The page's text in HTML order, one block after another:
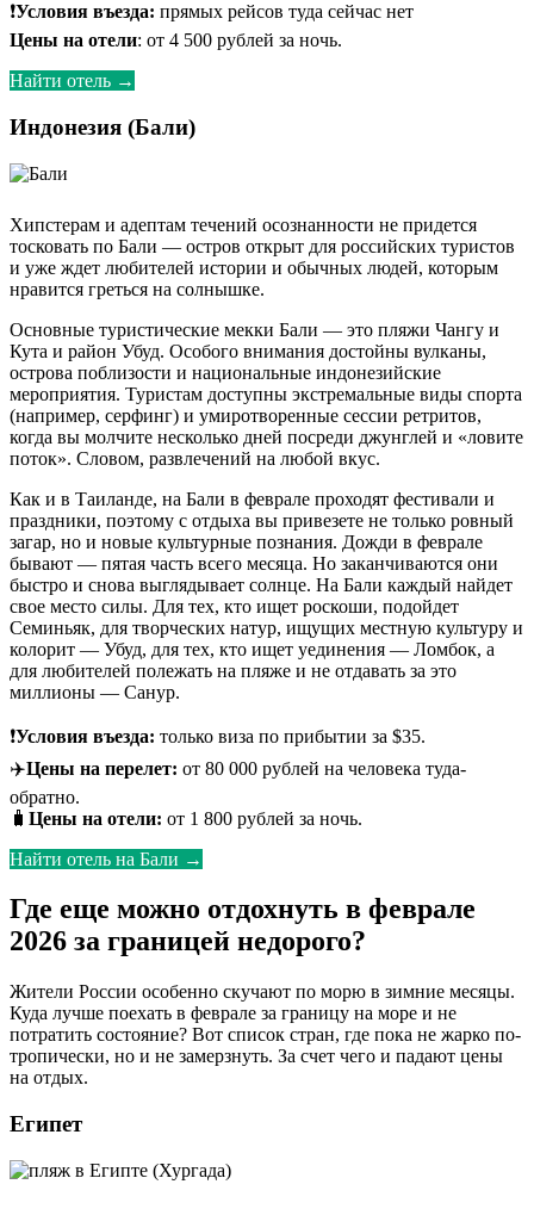
❗Условия въезда: прямых рейсов туда сейчас нет
Цены на отели: от 4 500 рублей за ночь.
Найти отель →
Индонезия (Бали)
Хипстерам и адептам течений осознанности не придется
тосковать по Бали — остров открыт для российских туристов
и уже ждет любителей истории и обычных людей, которым
нравится греться на солнышке.
Основные туристические мекки Бали — это пляжи Чангу и
Кута и район Убуд. Особого внимания достойны вулканы,
острова поблизости и национальные индонезийские
мероприятия. Туристам доступны экстремальные виды спорта
(например, серфинг) и умиротворенные сессии ретритов,
когда вы молчите несколько дней посреди джунглей и «ловите
поток». Словом, развлечений на любой вкус.
Как и в Таиланде, на Бали в феврале проходят фестивали и
праздники, поэтому с отдыха вы привезете не только ровный
загар, но и новые культурные познания. Дожди в феврале
бывают — пятая часть всего месяца. Но заканчиваются они
быстро и снова выглядывает солнце. На Бали каждый найдет
свое место силы. Для тех, кто ищет роскоши, подойдет
Семиньяк, для творческих натур, ищущих местную культуру и
колорит — Убуд, для тех, кто ищет уединения — Ломбок, а
для любителей полежать на пляже и не отдавать за это
миллионы — Санур.
❗Условия въезда: только виза по прибытии за $35.
✈️Цены на перелет: от 80 000 рублей на человека туда-
обратно.
🧳 Цены на отели: от 1 800 рублей за ночь.
Найти отель на Бали →
Где еще можно отдохнуть в феврале
2026 за границей недорого?
Жители России особенно скучают по морю в зимние месяцы.
Куда лучше поехать в феврале за границу на море и не
потратить состояние? Вот список стран, где пока не жарко по-
тропически, но и не замерзнуть. За счет чего и падают цены
на отдых.
Египет